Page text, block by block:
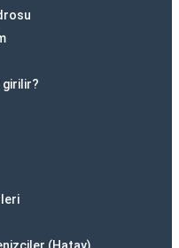
girilir?